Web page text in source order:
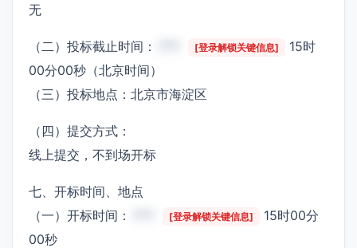
无
（二）投标截止时间： [登录解锁关键信息]
15时
00分00秒（北京时间）
（三）投标地点：北京市海淀区
（四）提交方式：
线上提交，不到场开标
七、开标时间、地点
（一）开标时间：
[登录解锁关键信息]
15时00分
00秒